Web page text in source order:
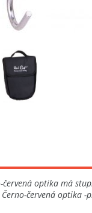
optika má
červená optika -